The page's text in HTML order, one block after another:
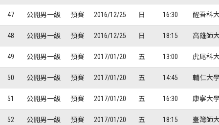
47 公開男一級 預賽 2016/12/25 日 16:30 醒吾科
48 公開男一級 預賽 2016/12/25 日 18:15 高雄師
49 公開男一級 預賽 2017/01/20 五 13:00 虎尾科
50 公開男一級 預賽 2017/01/20 五 14:45 輔仁大
51 公開男一級 預賽 2017/01/20 五 16:30 康寧大
52 公開男一級 預賽 2017/01/20 五 18:15 臺灣師